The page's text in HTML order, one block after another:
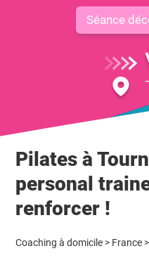
Séance
Pilates à
personal
renforcer !
Coaching à domicile > France >